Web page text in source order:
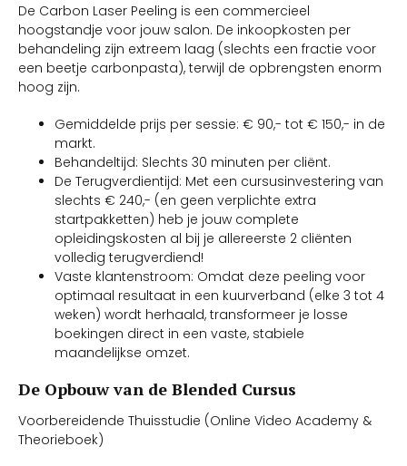
De Carbon Laser Peeling is een commercieel
hoogstandje voor jouw salon. De inkoopkosten per
behandeling zijn extreem laag (slechts een fractie voor
een beetje carbonpasta), terwijl de opbrengsten enorm
hoog zijn.
Gemiddelde prijs per sessie: € 90,- tot € 150,- in de
markt.
Behandeltijd: Slechts 30 minuten per cliënt.
De Terugverdientijd: Met een cursusinvestering van
slechts € 240,- (en geen verplichte extra
startpakketten) heb je jouw complete
opleidingskosten al bij je allereerste 2 cliënten
volledig terugverdiend!
Vaste klantenstroom: Omdat deze peeling voor
optimaal resultaat in een kuurverband (elke 3 tot 4
weken) wordt herhaald, transformeer je losse
boekingen direct in een vaste, stabiele
maandelijkse omzet.
De Opbouw van de Blended Cursus
Voorbereidende Thuisstudie (Online Video Academy &
Theorieboek)